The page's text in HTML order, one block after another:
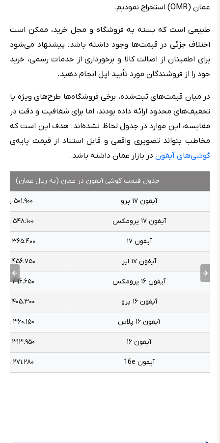
عمان (OMR) استخراج نمودیم.
طبیعی است که بسته به فروشگاه و محل خرید، ممکن است
اختلاف جزئی در قیمت‌ها وجود داشته باشد. پیشنهاد می‌شود
برای اطمینان از اصالت کالا و برخورداری از خدمات رسمی، خرید
خود را از فروشندگان مورد تأیید اپل انجام دهید.
در میان قیمت‌های ثبت‌شده، برخی فروشگاه‌ها طرح‌های ویژه یا
تخفیف‌های محدود ارائه داده بودند، اما برای شفافیت و دقت در
مقایسه، این موارد در جدول لحاظ نشده‌اند. هدف این است که
مخاطب بتواند تصویری واقعی و قابل استناد از قیمت پایه‌ی
گوشی‌های آیفون در بازار عمان داشته باشد.
جدول قیمت گوشی آیفون در عمان (به ریال عمان)
آیفون ۱۷ پرو ۵۰۱.۹۰۰ ریال
آیفون ۱۷ پرومکس ۵۴۸.۱۰۰ ریال
آیفون ۱۷ ۳۶۵.۴۰۰ ریال
آیفون ۱۷ ایر ۴۵۶.۷۵۰ ریال
آیفون ۱۶ پرومکس ۴۹۶.۶۵۰ ریال
آیفون ۱۶ پرو ۴۰۵.۳۰۰ ریال
آیفون ۱۶ پلاس ۳۶۰.۱۵۰ ریال
آيفون ۱۶ ۳۱۳.۹۵۰ ریال
آیفون 16e ۲۷۱.۲۸۰ ریال